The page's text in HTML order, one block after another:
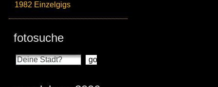
1982 Einzelgigs
fotosuche